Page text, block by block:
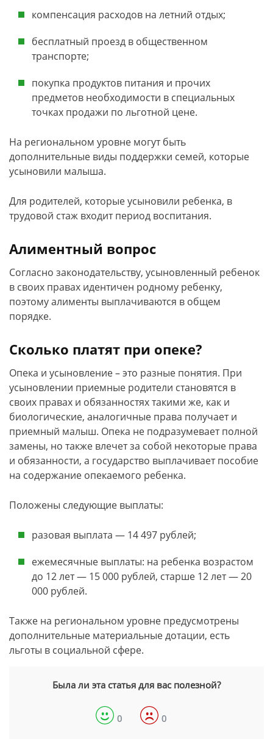
компенсация расходов на летний отдых;
бесплатный проезд в общественном
транспорте;
покупка продуктов питания и прочих
предметов необходимости в специальных
точках продажи по льготной цене.
На региональном уровне могут быть
дополнительные виды поддержки семей, которые
усыновили малыша.
Для родителей, которые усыновили ребенка, в
трудовой стаж входит период воспитания.
Алиментный вопрос
Согласно законодательству, усыновленный ребенок
в своих правах идентичен родному ребенку,
поэтому алименты выплачиваются в общем
порядке.
Сколько платят при опеке?
Опека и усыновление – это разные понятия. При
усыновлении приемные родители становятся в
своих правах и обязанностях такими же, как и
биологические, аналогичные права получает и
приемный малыш. Опека не подразумевает полной
замены, но также влечет за собой некоторые права
и обязанности, а государство выплачивает пособие
на содержание опекаемого ребенка.
Положены следующие выплаты:
разовая выплата — 14 497 рублей;
ежемесячные выплаты: на ребенка возрастом
до 12 лет — 15 000 рублей, старше 12 лет — 20
000 рублей.
Также на региональном уровне предусмотрены
дополнительные материальные дотации, есть
льготы в социальной сфере.
Была ли эта статья для вас полезной?
0 0